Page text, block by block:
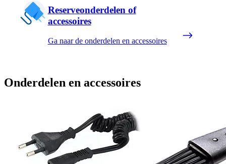
Reserveonderdelen of
accessoires
Ga naar de onderdelen en accessoires
Onderdelen en accessoires